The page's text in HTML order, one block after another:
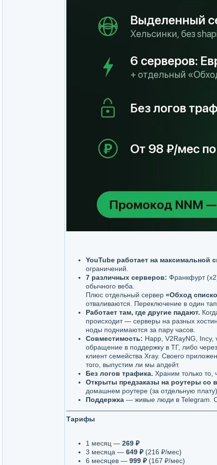
YouTube работает на максимальной
ограничений.
7 различных серверов: Франкфурт
обычного веба.
Плюс отдельный сервер «Обход
отваливаются. Переключение в один
Работает там, где другие падают.
происходит — серверы на разных
ноды поднимаются за пару часов.
Совместимость: Happ, V2RayNG, Incy,
обращение в поддержку в ТГ, либо
клиент семейства Xray. Своего
того, выпустим ли мы апдейт.
Без логов трафика. Храним только то,
Открыты предзаказы на роутеры со
домашнем роутере (за отдельную
Поддержка — живые люди в Telegram.
Тарифы
1 месяц — 269 ₽
3 месяца — 649 ₽(216 ₽/мес)
6 месяцев — 999 ₽(167 ₽/мес)